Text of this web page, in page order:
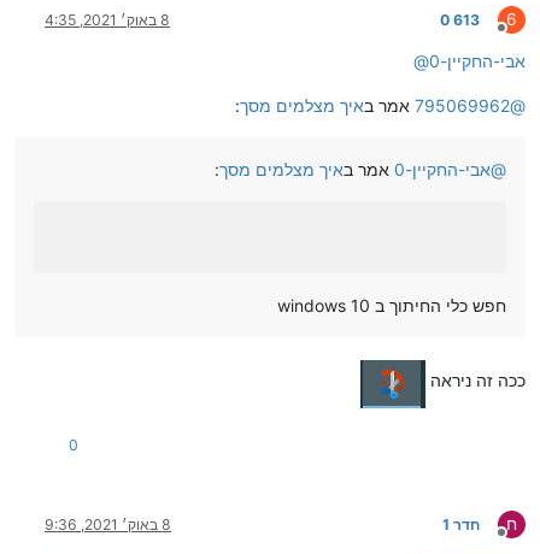
6
מנותק
613 0 8 באוק׳ 2021, 4:35
@ אבי-החקיין-0
@
795069962 אמר באיך מצלמים מסך:
@אבי-החקיין-0 אמר באיך מצלמים מסך:
חפש כלי החיתוך ב windows 10
ככה זה ניראה
0
ח
מנותק
חדר 1 8 באוק׳ 2021, 9:36